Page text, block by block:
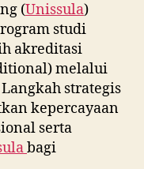
(Unissula)
studi
akreditasi
melalui
strategis
kepercayaan
serta
bagi